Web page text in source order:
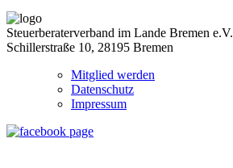
Steuerberaterverband im Lande Bremen e.V.
Schillerstraße 10, 28195 Bremen
Mitglied werden
Datenschutz
Impressum